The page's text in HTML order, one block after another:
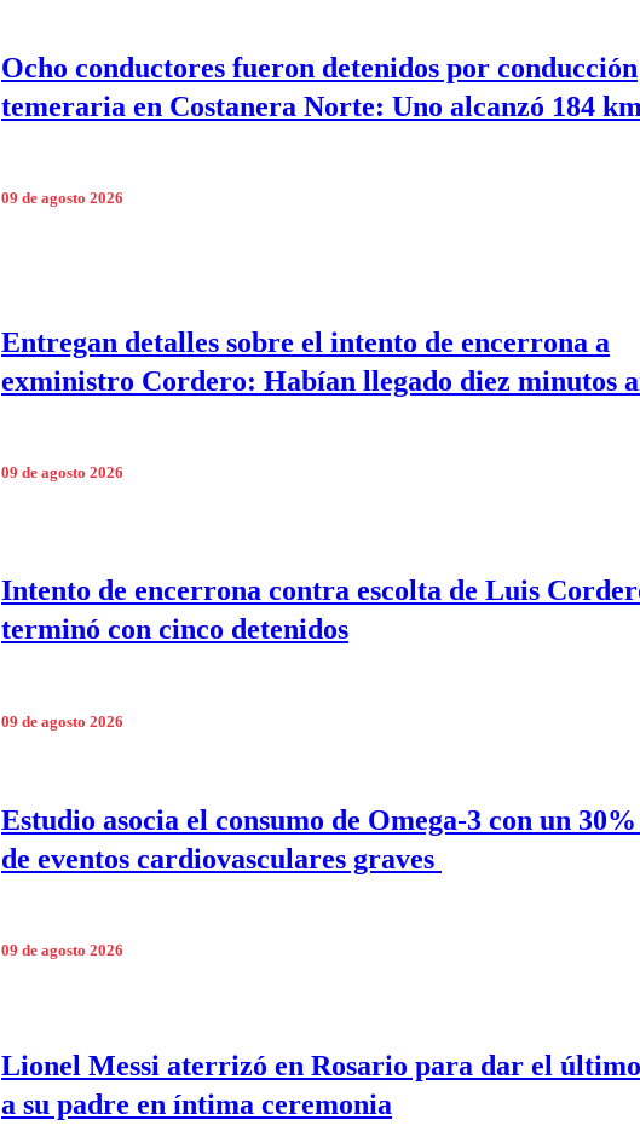
Ocho conductores fueron detenidos por conducción
temeraria en Costanera Norte: Uno alcanzó 184
09 de agosto 2026
Entregan detalles sobre el intento de encerrona a
exministro Cordero: Habían llegado diez minutos
09 de agosto 2026
Intento de encerrona contra escolta de Luis
terminó con cinco detenidos
09 de agosto 2026
Estudio asocia el consumo de Omega-3 con un
de eventos cardiovasculares graves
09 de agosto 2026
Lionel Messi aterrizó en Rosario para dar el
a su padre en íntima ceremonia